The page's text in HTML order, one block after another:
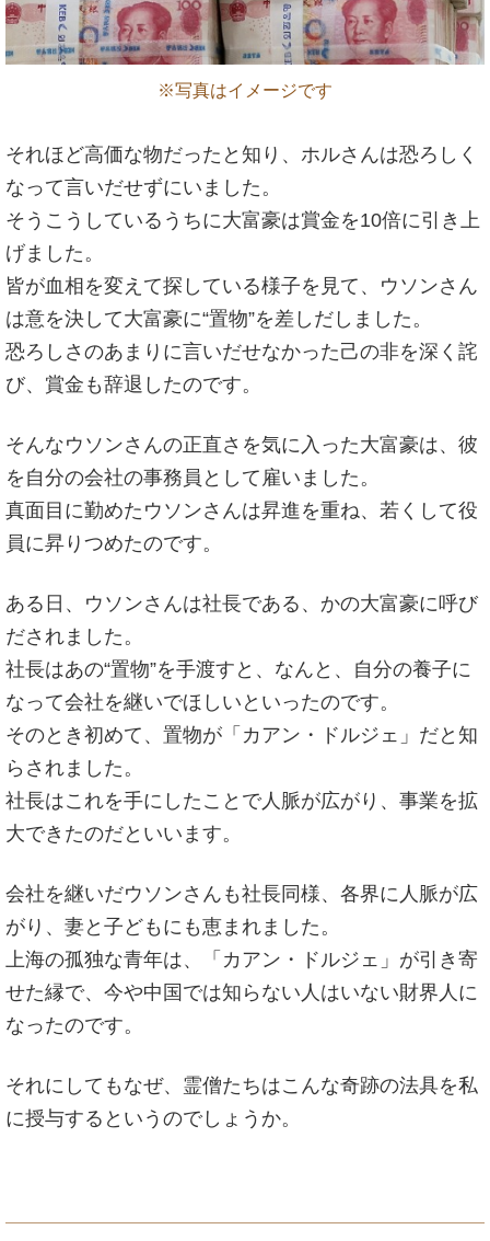
※写真はイメージです
それほど高価な物だったと知り、ホルさんは恐ろしく
なって言いだせずにいました。
そうこうしているうちに大富豪は賞金を10倍に引き上
げました。
皆が血相を変えて探している様子を見て、ウソンさん
は意を決して大富豪に“置物”を差しだしました。
恐ろしさのあまりに言いだせなかった己の非を深く詫
び、賞金も辞退したのです。
そんなウソンさんの正直さを気に入った大富豪は、彼
を自分の会社の事務員として雇いました。
真面目に勤めたウソンさんは昇進を重ね、若くして役
員に昇りつめたのです。
ある日、ウソンさんは社長である、かの大富豪に呼び
だされました。
社長はあの“置物”を手渡すと、なんと、自分の養子に
なって会社を継いでほしいといったのです。
そのとき初めて、置物が「カアン・ドルジェ」だと知
らされました。
社長はこれを手にしたことで人脈が広がり、事業を拡
大できたのだといいます。
会社を継いだウソンさんも社長同様、各界に人脈が広
がり、妻と子どもにも恵まれました。
上海の孤独な青年は、「カアン・ドルジェ」が引き寄
せた縁で、今や中国では知らない人はいない財界人に
なったのです。
それにしてもなぜ、霊僧たちはこんな奇跡の法具を私
に授与するというのでしょうか。